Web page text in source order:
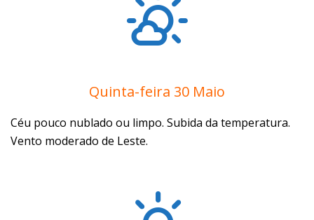
Quinta-feira 30 Maio
Céu pouco nublado ou limpo. Subida da temperatura.
Vento moderado de Leste.